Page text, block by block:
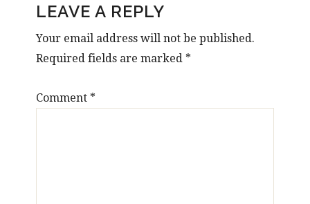
INTERACTIONS
LEAVE A REPLY
Your email address will not be published.
Required fields are marked *
Comment *